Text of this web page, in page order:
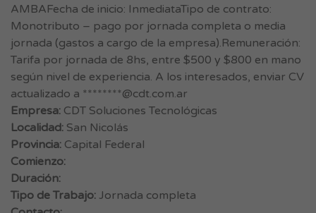
AMBAFecha de inicio: InmediataTipo de contrato:
Monotributo – pago por jornada completa o media
jornada (gastos a cargo de la empresa).Remuneración:
Tarifa por jornada de 8hs, entre $500 y $800 en mano
según nivel de experiencia. A los interesados, enviar CV
actualizado a ********@cdt.com.ar
Empresa: CDT Soluciones Tecnológicas
Localidad: San Nicolás
Provincia: Capital Federal
Comienzo:
Duración:
Tipo de Trabajo: Jornada completa